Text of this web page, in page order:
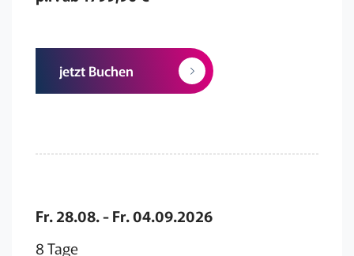
jetzt Buchen
Fr. 28.08. - Fr. 04.09.2026
8 Tage